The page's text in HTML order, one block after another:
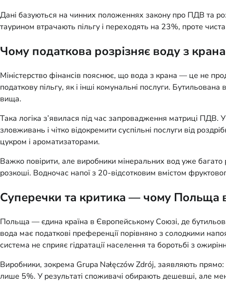
Дані базуються на чинних положеннях закону про ПДВ та
таурином втрачають пільгу і переходять на 23%, проте
Чому податкова розрізняє воду з
Міністерство фінансів пояснює, що вода з крана — це не
податкову пільгу, як і інші комунальні послуги.
вища.
Така логіка з’явилася під час запровадження матриці
зловживань і чітко відокремити суспільні послуги від
цукром і ароматизаторами.
Важко повірити, але виробники мінеральних вод уже
розкоші. Водночас напої з 20-відсотковим вмістом
Суперечки та критика — чому Польща
Польща — єдина країна в Європейському Союзі, де
вода має податкові преференції порівняно з солодкими
система не сприяє гідратації населення та боротьбі з
Виробники, зокрема Grupa Nałęczów Zdrój, заявляють
лише 5%. У результаті споживачі обирають дешевші, але